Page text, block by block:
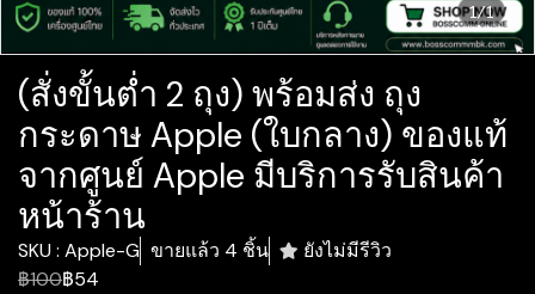
1/1
(สั่งขั้นต่ำ 2 ถุง) พร้อมส่ง ถุง
กระดาษ Apple (ใบกลาง) ของแท้
จากศูนย์ Apple มีบริการรับสินค้า
หน้าร้าน
SKU : Apple-G ขายแล้ว 4 ชิ้น
ยังไม่มีรีวิว
฿100฿54